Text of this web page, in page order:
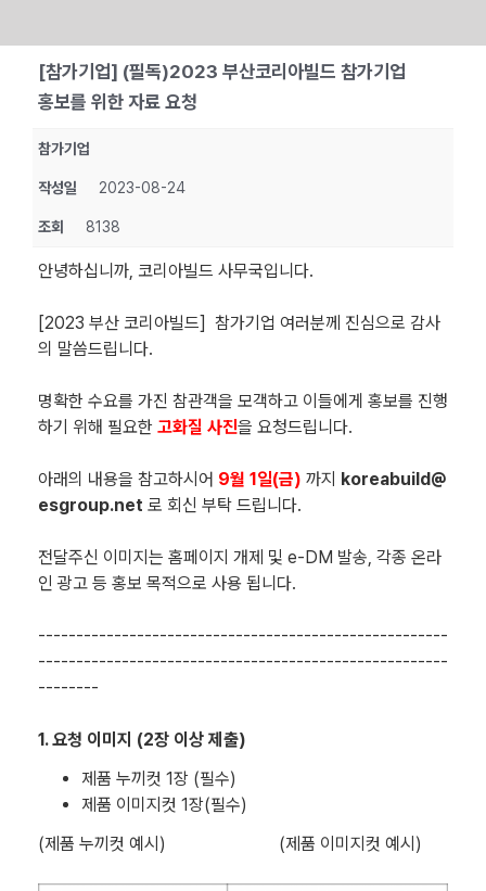
content
[참가기업] (필독)2023 부산코리아빌드 참가기업
홍보를 위한 자료 요청
참가기업
작성일 2023-08-24
조회 8138
안녕하십니까, 코리아빌드 사무국입니다.
[2023 부산 코리아빌드] 참가기업 여러분께 진심으로 감사
의 말씀드립니다.
명확한 수요를 가진 참관객을 모객하고 이들에게 홍보를 진행
하기 위해 필요한 고화질 사진을 요청드립니다.
아래의 내용을 참고하시어 9월 1일(금) 까지 koreabuild@
esgroup.net 로 회신 부탁 드립니다.
전달주신 이미지는 홈페이지 개제 및 e-DM 발송, 각종 온라
인 광고 등 홍보 목적으로 사용 됩니다.
------------------------------------------------------
------------------------------------------------------
--------
1. 요청 이미지 (2장 이상 제출)
제품 누끼컷 1장 (필수)
제품 이미지컷 1장(필수)
(제품 누끼컷 예시) (제품 이미지컷 예시)